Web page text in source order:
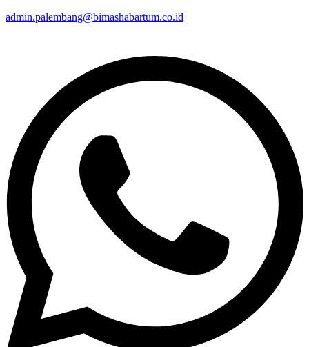
admin.palembang@bimashabartum.co.id